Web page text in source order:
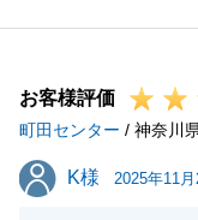
今回のご売却はC
ご売却のご相談か
より感謝申し上げ
今後とも、不動産
気軽にご連絡くだ
お客様評価
町田センター / 神奈川
K様
K様 2025年11月